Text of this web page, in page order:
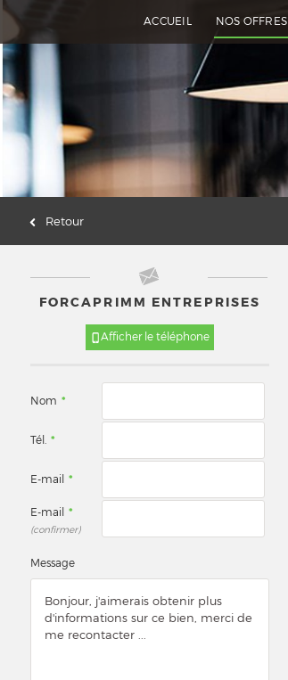
ACCUEIL NOS OFFRES
Retour
FORCAPRIMM ENTREPRISES
Afficher le téléphone
Nom *
Tél. *
E-mail *
E-mail *
(confirmer)
Message